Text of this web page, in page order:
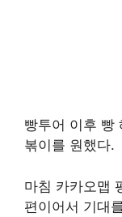
빵투어 이후 빵
볶이를 원했다.
마침 카카오맵
편이어서 기대